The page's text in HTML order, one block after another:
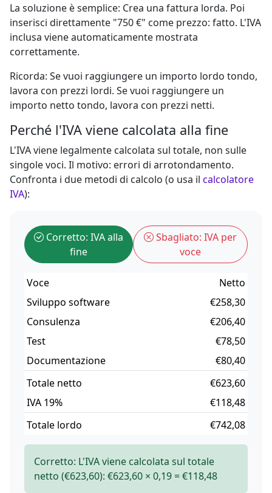
La soluzione è semplice: Crea una fattura lorda. Poi
inserisci direttamente "750 €" come prezzo: fatto. L'IVA
inclusa viene automaticamente mostrata
correttamente.
Ricorda: Se vuoi raggiungere un importo lordo tondo,
lavora con prezzi lordi. Se vuoi raggiungere un
importo netto tondo, lavora con prezzi netti.
Perché l'IVA viene calcolata alla fine
L'IVA viene legalmente calcolata sul totale, non sulle
singole voci. Il motivo: errori di arrotondamento.
Confronta i due metodi di calcolo (o usa il calcolatore
IVA):
Corretto: IVA alla
fine
Sbagliato: IVA per
voce
Voce
Netto
Sviluppo software
€258,30
Consulenza
€206,40
Test
€78,50
Documentazione
€80,40
Totale netto
€623,60
IVA 19%
€118,48
Totale lordo
€742,08
Corretto: L'IVA viene calcolata sul totale
netto (€623,60): €623,60 × 0,19 = €118,48